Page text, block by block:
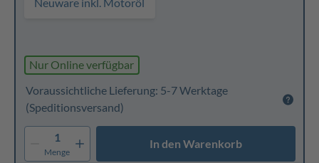
Nur Online verfügbar
Voraussichtliche Lieferung: 5-7 Werktage
(Speditionsversand)
1
Menge
In den Warenkorb